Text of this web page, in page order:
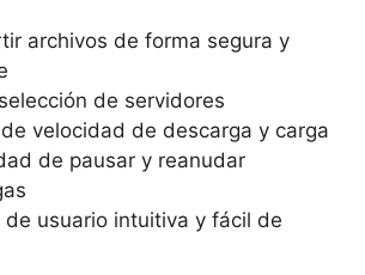
archivos de forma segura y
de servidores
velocidad de descarga y carga
de pausar y reanudar
de usuario intuitiva y fácil de